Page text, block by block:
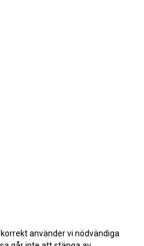
använder vi nödvändiga